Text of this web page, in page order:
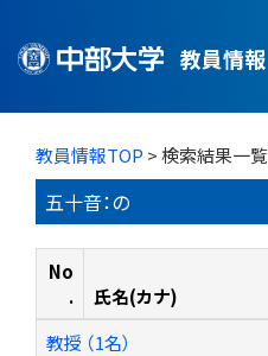
教員情報
教員情報TOP > 検索結果一覧
五十音：の
No
.
氏名(カナ)
教授 （1名）